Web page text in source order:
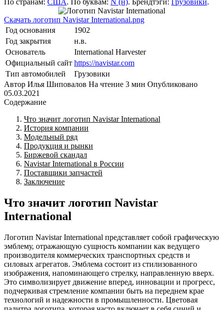
Скачать логотип Navistar International.png
Год основания
1902
Год закрытия
н.в.
Основатель
International Harvester
Официальный сайт https://navistar.com
Тип автомобилей
Грузовики
Автор Илья Шиповалов На чтение 3 мин Опубликовано
05.03.2021
Содержание
Что значит логотип Navistar International
История компании
Модельный ряд
Продукция и рынки
Биржевой скандал
Navistar International в России
Поставщики запчастей
Заключение
Что значит логотип Navistar
International
Логотип Navistar International представляет собой графическую
эмблему, отражающую сущность компании как ведущего
производителя коммерческих транспортных средств и
силовых агрегатов. Эмблема состоит из стилизованного
изображения, напоминающего стрелку, направленную вверх.
Это символизирует движение вперед, инновации и прогресс,
подчеркивая стремление компании быть на переднем крае
технологий и надежности в промышленности. Цветовая